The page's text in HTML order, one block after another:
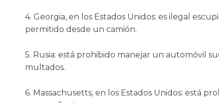
4. Georgia, en los Estados Unidos: es ilegal
permitido desde un camión.
5. Rusia: está prohibido manejar un automóvil
multados.
6. Massachusetts, en los Estados Unidos: está